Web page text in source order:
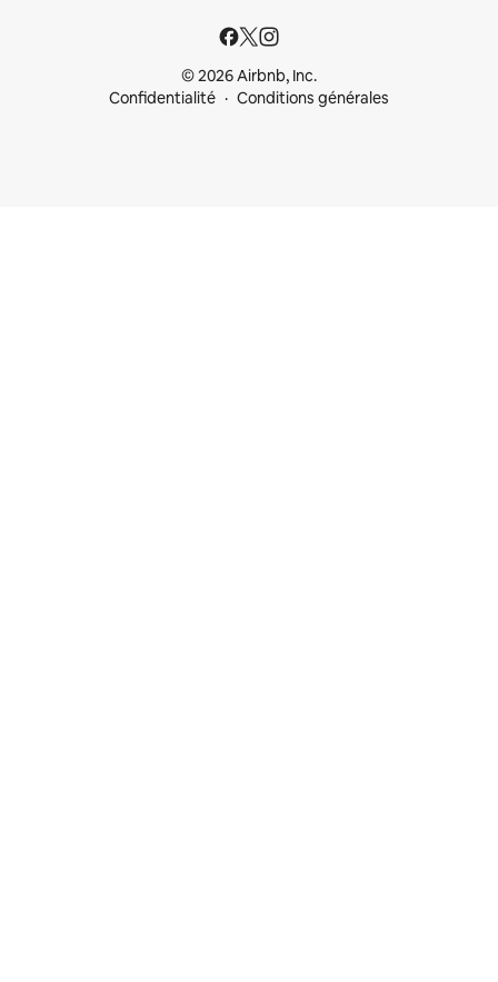
© 2026 Airbnb, Inc.
Confidentialité
Conditions générales